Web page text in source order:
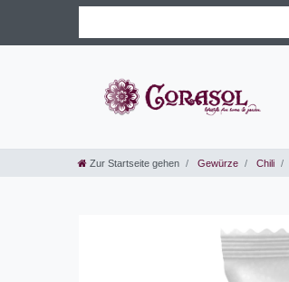
Zur Startseite gehen Gewürze Chili